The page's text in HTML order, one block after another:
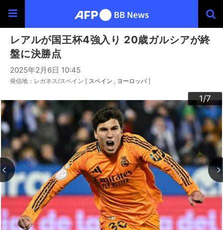
レアルが国王杯4強入り 20歳ガルシアが終
盤に決勝点
2025年2月6日 10:45
発信地：レガネス/スペイン [ スペイン ヨーロッパ ]
1/7
2/7
3/7
4/7
5/7
6/7
7/7